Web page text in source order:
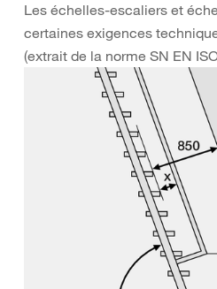
Les échelles-escaliers et
certaines exigences
(extrait de la norme SN EN